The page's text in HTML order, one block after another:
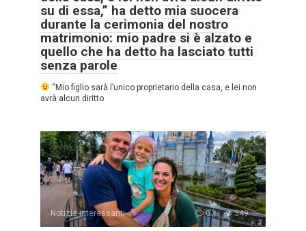
su di essa,” ha detto mia suocera
durante la cerimonia del nostro
matrimonio: mio padre si è alzato e
quello che ha detto ha lasciato tutti
senza parole
“Mio figlio sarà l’unico proprietario della casa, e lei non
avrà alcun diritto
Notizie interessanti 0 349